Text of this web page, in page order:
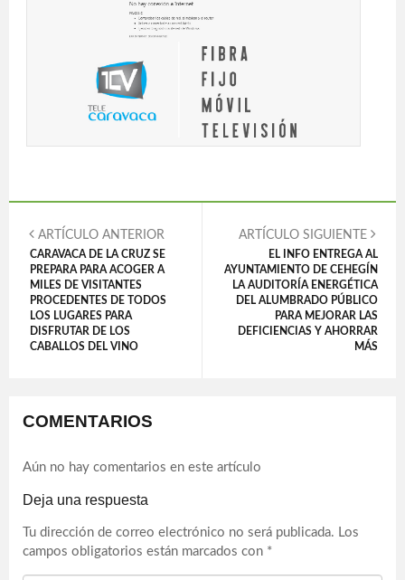
ARTÍCULO ANTERIOR
CARAVACA DE LA CRUZ SE
PREPARA PARA ACOGER A
MILES DE VISITANTES
PROCEDENTES DE TODOS
LOS LUGARES PARA
DISFRUTAR DE LOS
CABALLOS DEL VINO
ARTÍCULO SIGUIENTE
EL INFO ENTREGA AL
AYUNTAMIENTO DE CEHEGÍN
LA AUDITORÍA ENERGÉTICA
DEL ALUMBRADO PÚBLICO
PARA MEJORAR LAS
DEFICIENCIAS Y AHORRAR
MÁS
COMENTARIOS
Aún no hay comentarios en este artículo
Deja una respuesta
Tu dirección de correo electrónico no será publicada. Los
campos obligatorios están marcados con *